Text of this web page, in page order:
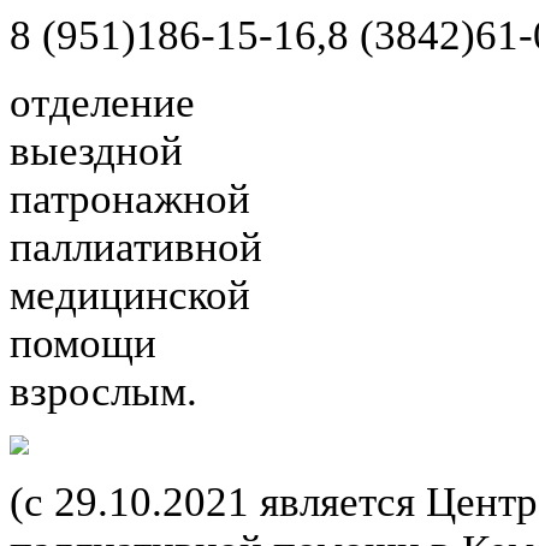
8 (951)186-15-16,8 (3842)
отделение
выездной
патронажной
паллиативной
медицинской
помощи
взрослым.
(с 29.10.2021 является